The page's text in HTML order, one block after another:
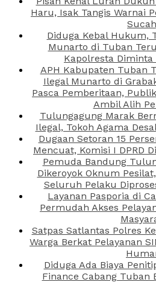
Haru, Isak Tangis Warnai
Diduga Kebal Hukum,
Munarto di Tuban
Kapolresta Diminta
APH Kabupaten Tuban
Ilegal Munarto di
Pasca Pemberitaan,
Ambil Alih
Tulungagung Marak
Ilegal, Tokoh Agama
Dugaan Setoran 15
Mencuat, Komisi I DPRD
Pemuda Bandung
Dikeroyok Oknum
Seluruh Pelaku
Layanan Pasporia di
Permudah Akses
Satpas Satlantas Polres
Warga Berkat Pelayanan
Diduga Ada Biaya
Finance Cabang Tuban